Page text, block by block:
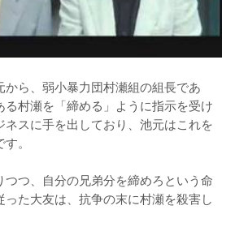
から、弱小暴力団村瀬組の組長であ
る村瀬を「締める」ように指示を受け
ネスに手を出しており、池元はこれを
。
つ、自分の兄弟分を締めろという命
た大友は、抗争の末に村瀬を殺害し